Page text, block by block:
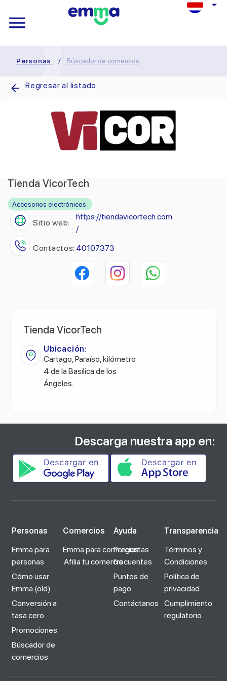
Personas / Búscador de comercios
Regresar al listado
Tienda VicorTech
Accesorios electrónicos
Sitio web:
https://tiendavicortech.com
/
Contactos: 40107373
Tienda VicorTech
Ubicación:
Cartago, Paraíso, kilómetro
4 de la Basílica de los
Ángeles.
Descarga nuestra app en:
Personas
Emma para
personas
Cómo usar
Emma (old)
Conversión a
tasa cero
Promociones
Búscador de
comercios
Comercios
Emma para comercios
Afilia tu comercio
Ayuda
Preguntas
frecuentes
Puntos de
pago
Contáctanos
Transparencia
Términos y
Condiciones
Política de
privacidad
Cumplimiento
regulatorio